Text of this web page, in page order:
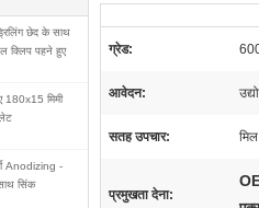
छेद के साथ
क्लिप पहने हुए
180x15 मिमी
Anodizing -
सिंक
ग्रेड:
आवेदन:
सतह उपचार:
प्रमुखता देना: